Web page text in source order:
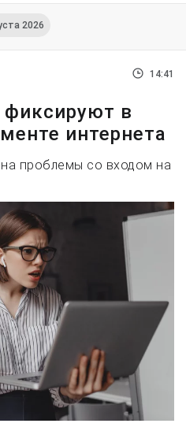
2026
14:41
в
интернета
проблемы со входом на